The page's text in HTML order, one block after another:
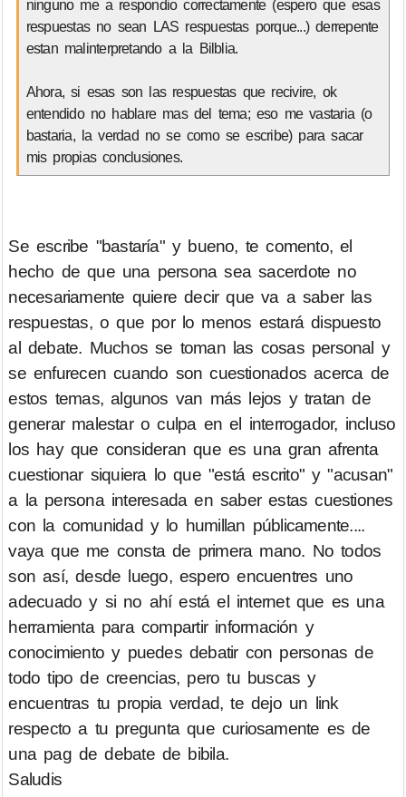
ninguno me a respondio correctamente (espero que esas
respuestas no sean LAS respuestas porque...) derrepente
estan malinterpretando a la Bilblia.
Ahora, si esas son las respuestas que recivire, ok
entendido no hablare mas del tema; eso me vastaria (o
bastaria, la verdad no se como se escribe) para sacar
mis propias conclusiones.
Se escribe "bastaría" y bueno, te comento, el
hecho de que una persona sea sacerdote no
necesariamente quiere decir que va a saber las
respuestas, o que por lo menos estará dispuesto
al debate. Muchos se toman las cosas personal y
se enfurecen cuando son cuestionados acerca de
estos temas, algunos van más lejos y tratan de
generar malestar o culpa en el interrogador, incluso
los hay que consideran que es una gran afrenta
cuestionar siquiera lo que "está escrito" y "acusan"
a la persona interesada en saber estas cuestiones
con la comunidad y lo humillan públicamente....
vaya que me consta de primera mano. No todos
son así, desde luego, espero encuentres uno
adecuado y si no ahí está el internet que es una
herramienta para compartir información y
conocimiento y puedes debatir con personas de
todo tipo de creencias, pero tu buscas y
encuentras tu propia verdad, te dejo un link
respecto a tu pregunta que curiosamente es de
una pag de debate de bibila.
Saludis